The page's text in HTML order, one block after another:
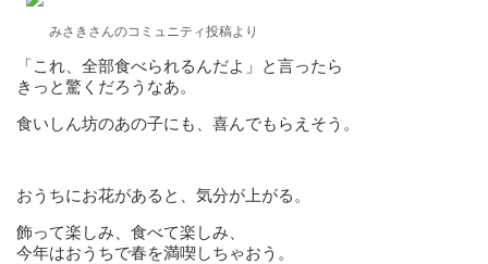
みさきさんのコミュニティ投稿より
「これ、全部食べられるんだよ」と言ったら
きっと驚くだろうなあ。
食いしん坊のあの子にも、喜んでもらえそう。
おうちにお花があると、気分が上がる。
飾って楽しみ、食べて楽しみ、
今年はおうちで春を満喫しちゃおう。